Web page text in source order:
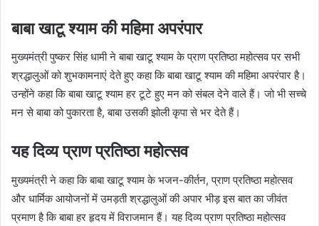
बाबा खाटू श्याम की महिमा अपरंपार
मुख्यमंत्री पुष्कर सिंह धामी ने बाबा खाटू श्याम के प्राण प्रतिष्ठा महोत्सव पर सभी
श्रद्धालुओं को शुभकामनाएं देते हुए कहा कि बाबा खाटू श्याम की महिमा अपरंपार है।
उन्होंने कहा कि बाबा खाटू श्याम हर टूटे हुए मन को संबल देने वाले हैं। जो भी सच्चे
मन से बाबा को पुकारता है, बाबा उसकी झोली कृपा से भर देते हैं।
यह दिव्य प्राण प्रतिष्ठा महोत्सव
मुख्यमंत्री ने कहा कि बाबा खाटू श्याम के भजन-कीर्तन, प्राण प्रतिष्ठा महोत्सव
और धार्मिक आयोजनों में उमड़ती श्रद्धालुओं की अपार भीड़ इस बात का जीवंत
प्रमाण है कि बाबा हर हृदय में विराजमान हैं। यह दिव्य प्राण प्रतिष्ठा महोत्सव